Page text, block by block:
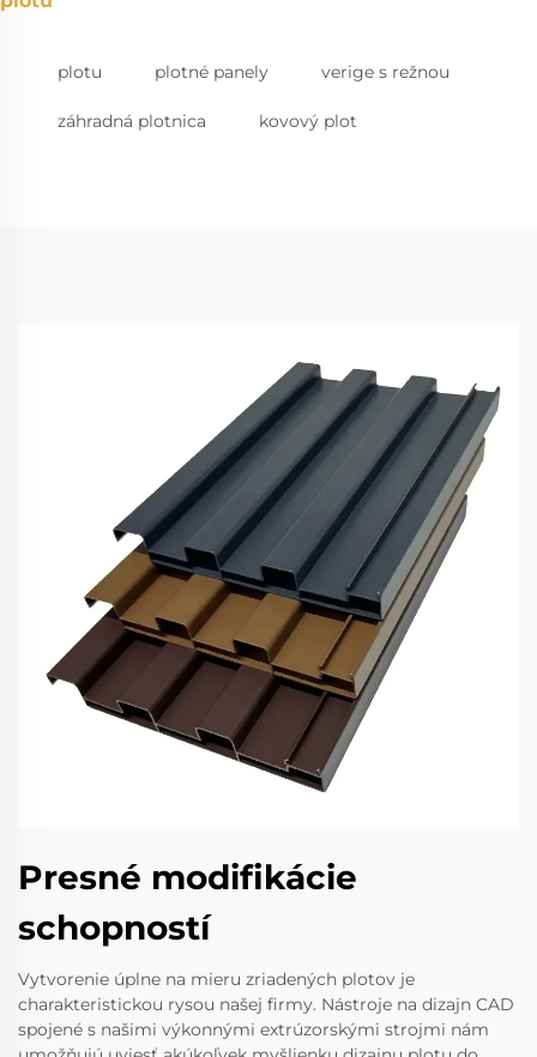
plotu plotné panely verige s režnou
záhradná plotnica kovový plot
Presné modifikácie
schopností
Vytvorenie úplne na mieru zriadených plotov je
charakteristickou rysou našej firmy. Nástroje na dizajn CAD
spojené s našimi výkonnými extrúzorskými strojmi nám